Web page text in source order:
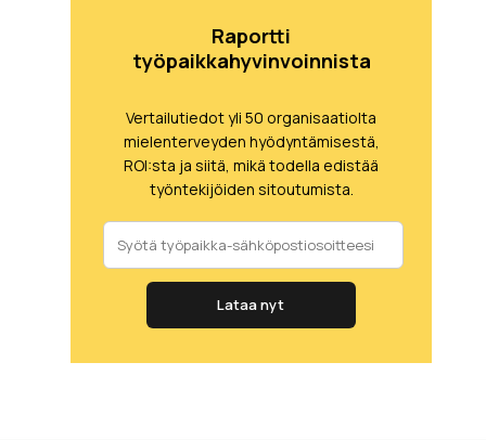
Raportti
työpaikkahyvinvoinnista
Vertailutiedot yli 50 organisaatiolta
mielenterveyden hyödyntämisestä,
ROI:sta ja siitä, mikä todella edistää
työntekijöiden sitoutumista.
Lataa nyt